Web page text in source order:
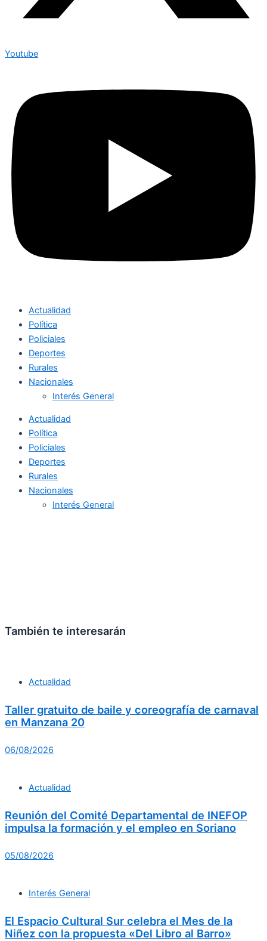
Youtube
Actualidad
Política
Policiales
Deportes
Rurales
Nacionales
Interés General
Actualidad
Política
Policiales
Deportes
Rurales
Nacionales
Interés General
También te interesarán
Actualidad
Taller gratuito de baile y coreografía de carnaval
en Manzana 20
06/08/2026
Actualidad
Reunión del Comité Departamental de INEFOP
impulsa la formación y el empleo en Soriano
05/08/2026
Interés General
El Espacio Cultural Sur celebra el Mes de la
Niñez con la propuesta «Del Libro al Barro»